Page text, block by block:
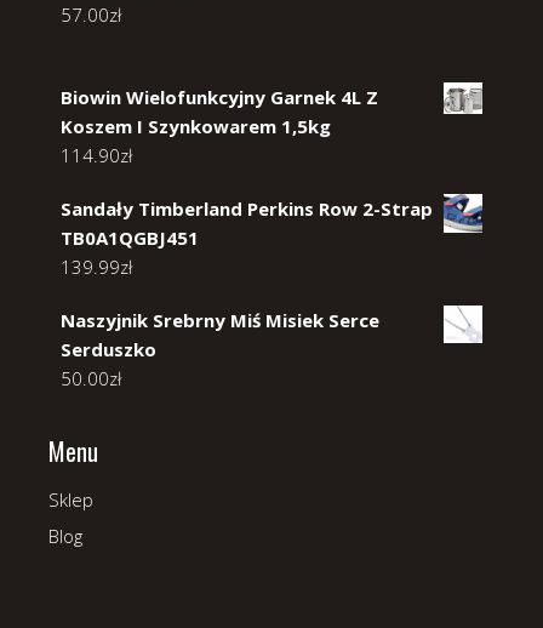
57.00zł
Biowin Wielofunkcyjny Garnek 4L Z
Koszem I Szynkowarem 1,5kg
114.90zł
Sandały Timberland Perkins Row 2-Strap
TB0A1QGBJ451
139.99zł
Naszyjnik Srebrny Miś Misiek Serce
Serduszko
50.00zł
Menu
Sklep
Blog